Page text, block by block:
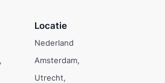
Locatie
Nederland
Amsterdam
Utrecht